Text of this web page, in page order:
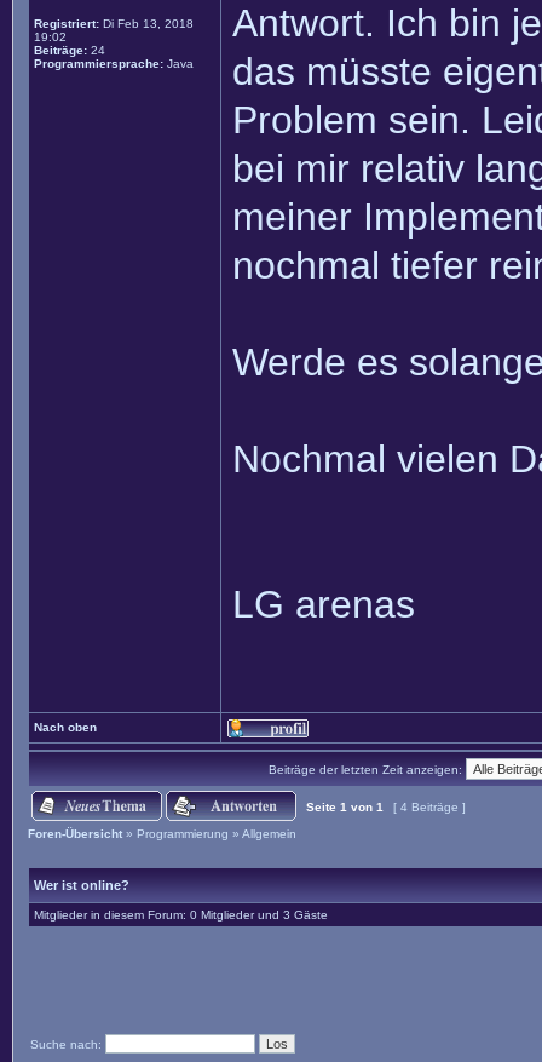
Registriert: Di Feb 13, 2018
19:02
Beiträge: 24
Programmiersprache: Java
Antwort. Ich bin
das müsste
Problem sein.
bei mir relativ
meiner
nochmal tiefer
Werde es
Nochmal vielen
LG arenas
Nach oben
Beiträge der letzten Zeit anzeigen:
Seite 1 von 1
[ 4 Beiträge ]
Foren-Übersicht » Programmierung » Allgemein
Wer ist online?
Mitglieder in diesem Forum: 0 Mitglieder und 3 Gäste
Suche nach: